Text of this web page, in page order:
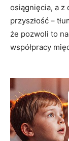
osiągnięcia, a z
przyszłość –
że pozwoli to
współpracy